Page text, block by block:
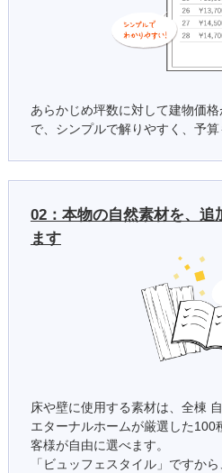
あらかじめ坪数に対して建物価
で、シンプルで解りやすく、予算
02：本物の自然素材を、追
ます
床や壁に使用する素材は、全棟
エターナルホームが厳選した100
客様が自由に選べます。
「ビュッフェスタイル」ですか